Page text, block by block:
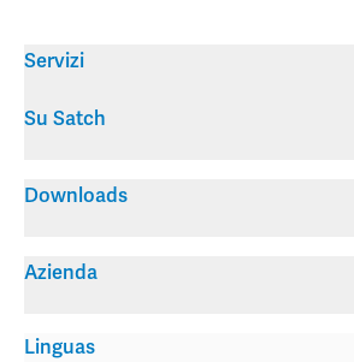
Servizi
Su Satch
Downloads
Azienda
Linguas